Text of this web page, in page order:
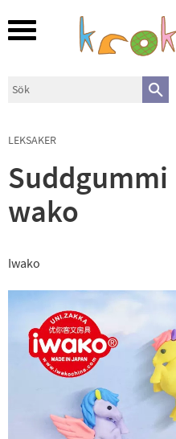
Meny
LEKSAKER
Suddgummi
wako
Iwako